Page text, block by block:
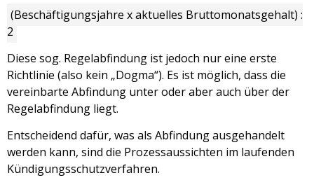
(Beschäftigungsjahre x aktuelles Bruttomonatsgehalt) :
2
Diese sog. Regelabfindung ist jedoch nur eine erste
Richtlinie (also kein „Dogma“). Es ist möglich, dass die
vereinbarte Abfindung unter oder aber auch über der
Regelabfindung liegt.
Entscheidend dafür, was als Abfindung ausgehandelt
werden kann, sind die Prozessaussichten im laufenden
Kündigungsschutzverfahren.